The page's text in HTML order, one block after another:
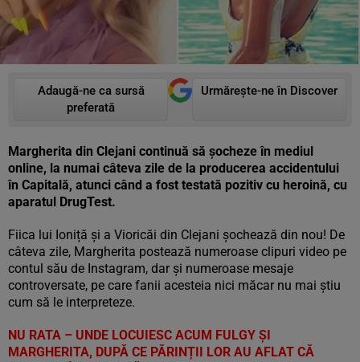
Adaugă-ne ca sursă
preferată
Urmărește-ne în Discover
Margherita din Clejani continuă să șocheze în mediul
online, la numai câteva zile de la producerea accidentului
în Capitală, atunci când a fost testată pozitiv cu heroină, cu
aparatul DrugTest.
Fiica lui Ioniță și a Vioricăi din Clejani șochează din nou! De
câteva zile, Margherita postează numeroase clipuri video pe
contul său de Instagram, dar și numeroase mesaje
controversate, pe care fanii acesteia nici măcar nu mai știu
cum să le interpreteze.
NU RATA – UNDE LOCUIESC ACUM FULGY ȘI
MARGHERITA, DUPĂ CE PĂRINȚII LOR AU AFLAT CĂ